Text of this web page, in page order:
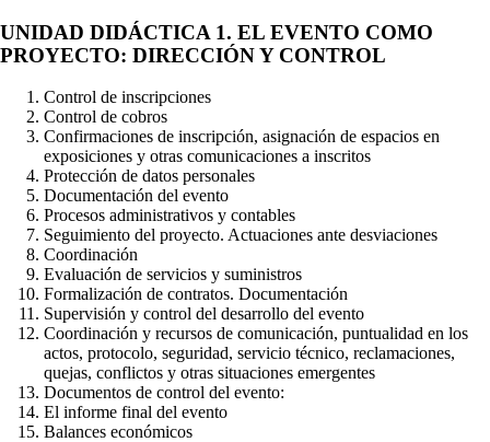
UNIDAD DIDÁCTICA 1. EL EVENTO COMO
PROYECTO: DIRECCIÓN Y CONTROL
Control de inscripciones
Control de cobros
Confirmaciones de inscripción, asignación de espacios en
exposiciones y otras comunicaciones a inscritos
Protección de datos personales
Documentación del evento
Procesos administrativos y contables
Seguimiento del proyecto. Actuaciones ante desviaciones
Coordinación
Evaluación de servicios y suministros
Formalización de contratos. Documentación
Supervisión y control del desarrollo del evento
Coordinación y recursos de comunicación, puntualidad en los
actos, protocolo, seguridad, servicio técnico, reclamaciones,
quejas, conflictos y otras situaciones emergentes
Documentos de control del evento:
El informe final del evento
Balances económicos